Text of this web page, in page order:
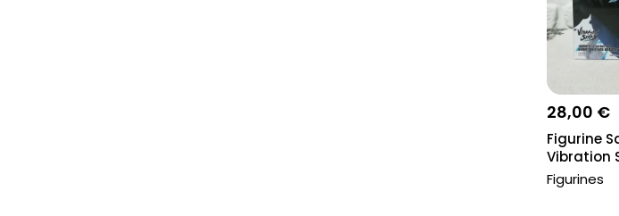
28,00 €
Figurine
Vibration
72 S...
Figurines